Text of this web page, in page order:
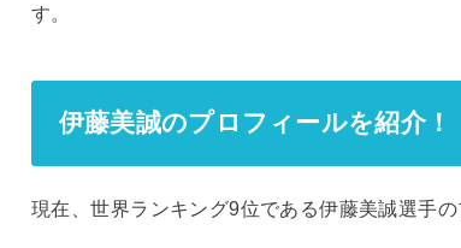
す。
伊藤美誠のプロフィールを紹介！
現在、世界ランキング9位である伊藤美誠選手